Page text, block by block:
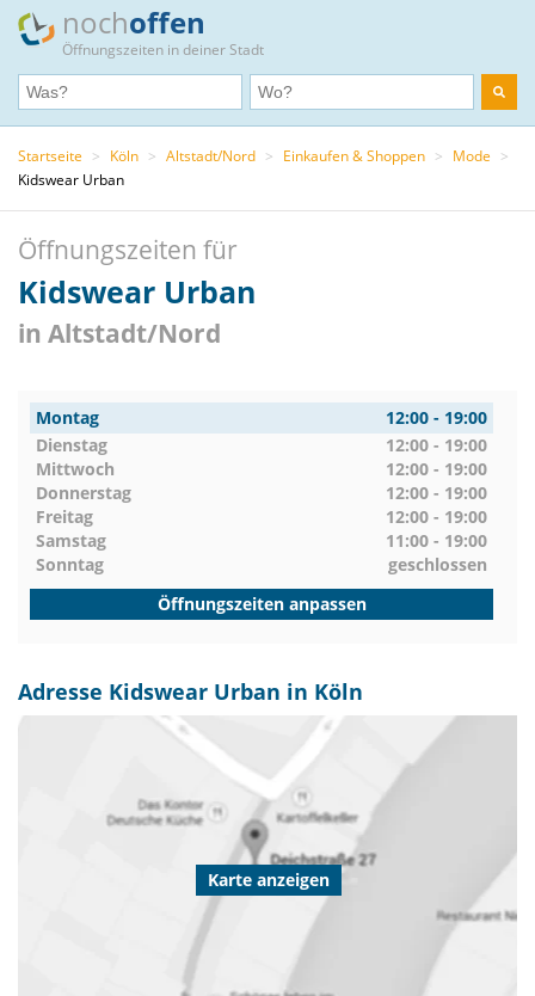
nochoffen
Öffnungszeiten in deiner Stadt
Startseite > Köln > Altstadt/Nord > Einkaufen & Shoppen > Mode >
Kidswear Urban
Öffnungszeiten für
Kidswear Urban
in Altstadt/Nord
Montag
12:00 - 19:00
Dienstag
12:00 - 19:00
Mittwoch
12:00 - 19:00
Donnerstag
12:00 - 19:00
Freitag
12:00 - 19:00
Samstag
11:00 - 19:00
Sonntag
geschlossen
Öffnungszeiten anpassen
Adresse Kidswear Urban in Köln
Karte anzeigen